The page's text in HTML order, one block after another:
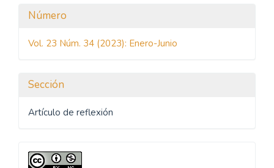
Detalles
del
Número
Vol. 23 Núm. 34 (2023): Enero-Junio
Sección
Artículo de reflexión